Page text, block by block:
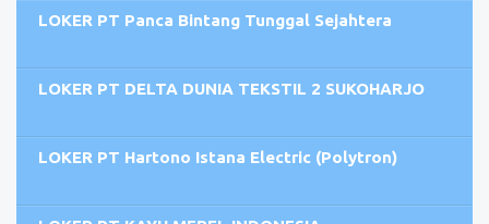
LOKER PT Panca Bintang Tunggal Sejahtera
LOKER PT DELTA DUNIA TEKSTIL 2 SUKOHARJO
LOKER PT Hartono Istana Electric (Polytron)